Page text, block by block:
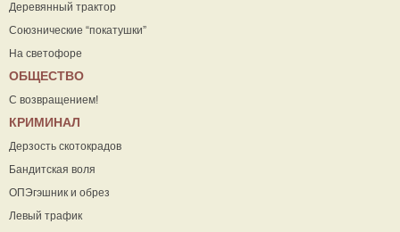
Деревянный трактор
Союзнические “покатушки”
На светофоре
ОБЩЕСТВО
С возвращением!
КРИМИНАЛ
Дерзость скотокрадов
Бандитская воля
ОПЭгэшник и обрез
Левый трафик